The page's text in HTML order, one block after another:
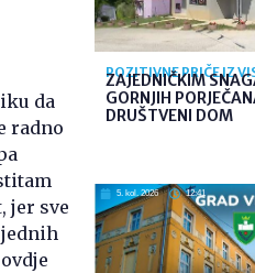
da
radno
jer sve
jednih
POZITIVNE PRIČE IZ
ZAJEDNIČKIM
GORNJIH
DRUŠTVENI DOM
5. kol. 2026 12:41